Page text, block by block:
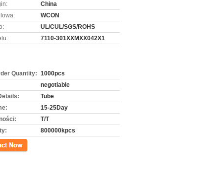
China
WCON
UL/CUL/SGS/ROHS
7110-301XXMXX042X1
Quantity: 1000pcs
negotiable
Tube
15-25Day
T/T
800000kpcs